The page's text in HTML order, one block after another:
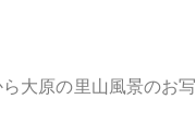
大原の里山風景のお写